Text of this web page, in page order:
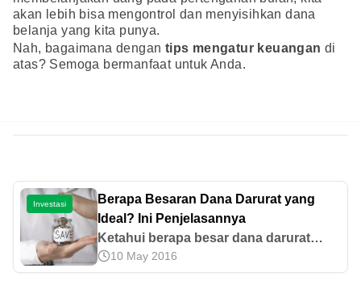
akan lebih bisa mengontrol dan menyisihkan dana
belanja yang kita punya.
Nah, bagaimana dengan tips mengatur keuangan di
atas? Semoga bermanfaat untuk Anda.
Investasi
Berapa Besaran Dana Darurat yang
Ideal? Ini Penjelasannya
Ketahui berapa besar dana darurat
yang ideal sesuai kondisi keuanganmu
dan cara menghitung serta
10 May 2016